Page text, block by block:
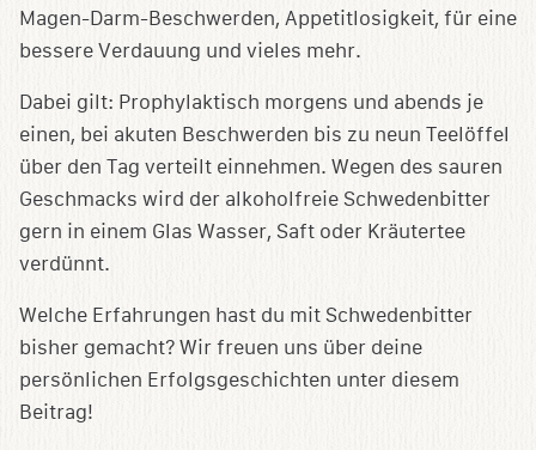
Magen-Darm-Beschwerden, Appetitlosigkeit, für eine
bessere Verdauung und vieles mehr.
Dabei gilt: Prophylaktisch morgens und abends je
einen, bei akuten Beschwerden bis zu neun Teelöffel
über den Tag verteilt einnehmen. Wegen des sauren
Geschmacks wird der alkoholfreie Schwedenbitter
gern in einem Glas Wasser, Saft oder Kräutertee
verdünnt.
Welche Erfahrungen hast du mit Schwedenbitter
bisher gemacht? Wir freuen uns über deine
persönlichen Erfolgsgeschichten unter diesem
Beitrag!